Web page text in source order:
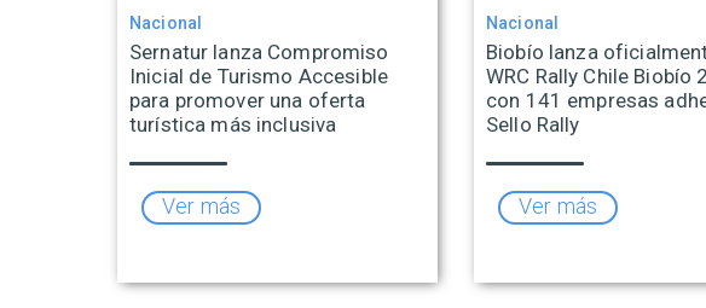
Nacional
Sernatur lanza Compromiso
Inicial de Turismo Accesible
para promover una oferta
turística más inclusiva
Ver más
Nacional
Biobío lanza
WRC Rally Chile Biobío
con 141 empresas
Sello Rally
Ver más